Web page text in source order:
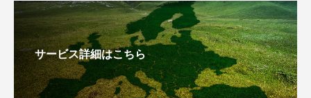
サービス詳細はこちら